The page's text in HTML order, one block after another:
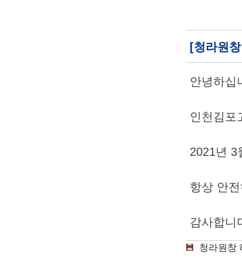
[청라원
안녕하십
인천김포
2021년 3
항상 안
감사합니
청라원창